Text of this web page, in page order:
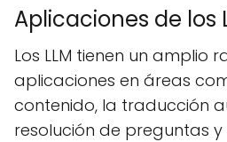
Aplicaciones de los
Los LLM tienen un amplio
aplicaciones en áreas
contenido, la traducción
resolución de preguntas